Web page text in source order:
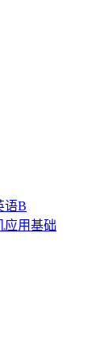
语B
应用基础